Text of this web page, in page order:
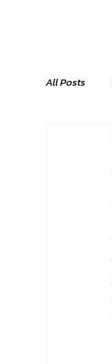
All Posts